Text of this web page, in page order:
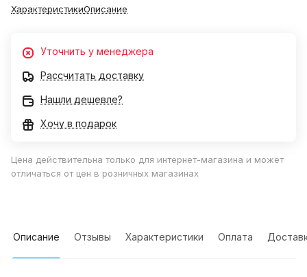
ХарактеристикиОписание
Уточнить у менеджера
Рассчитать доставку
Нашли дешевле?
Хочу в подарок
Цена действительна только для интернет-магазина и может
отличаться от цен в розничных магазинах
Описание Отзывы Характеристики Оплата